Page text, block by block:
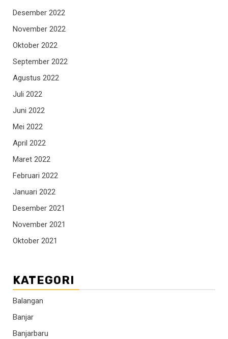
Desember 2022
November 2022
Oktober 2022
September 2022
Agustus 2022
Juli 2022
Juni 2022
Mei 2022
April 2022
Maret 2022
Februari 2022
Januari 2022
Desember 2021
November 2021
Oktober 2021
KATEGORI
Balangan
Banjar
Banjarbaru